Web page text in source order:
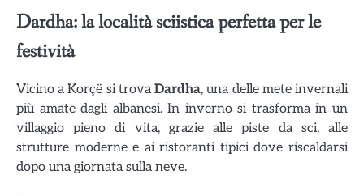
Dardha: la località sciistica perfetta per le
festività
Vicino a Korçë si trovaDardha, una delle mete invernali
più amate dagli albanesi. In inverno si trasforma in un
villaggio pieno di vita, grazie alle piste da sci, alle
strutture moderne e ai ristoranti tipici dove riscaldarsi
dopo una giornata sulla neve.